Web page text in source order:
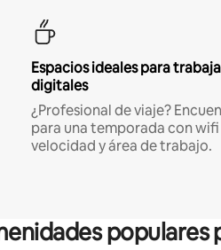
Espacios ideales para
digitales
¿Profesional de viaje?
para una temporada con
velocidad y área de trabajo.
populares